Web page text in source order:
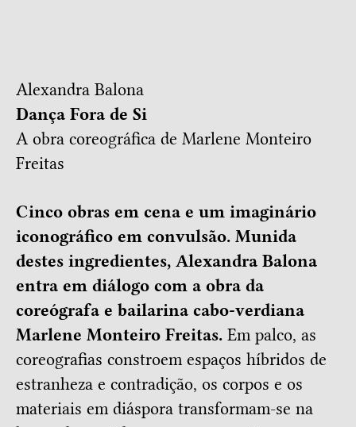
Alexandra Balona
Dança Fora de Si
A obra coreográfica de Marlene Monteiro
Freitas
Cinco obras em cena e um imaginário
iconográfico em convulsão. Munida
destes ingredientes, Alexandra Balona
entra em diálogo com a obra da
coreógrafa e bailarina cabo-verdiana
Marlene Monteiro Freitas. Em palco, as
coreografias constroem espaços híbridos de
estranheza e contradição, os corpos e os
materiais em diáspora transformam-se na